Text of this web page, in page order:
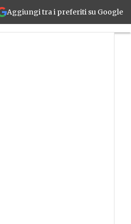
Aggiungi tra i preferiti su Google
che stanno